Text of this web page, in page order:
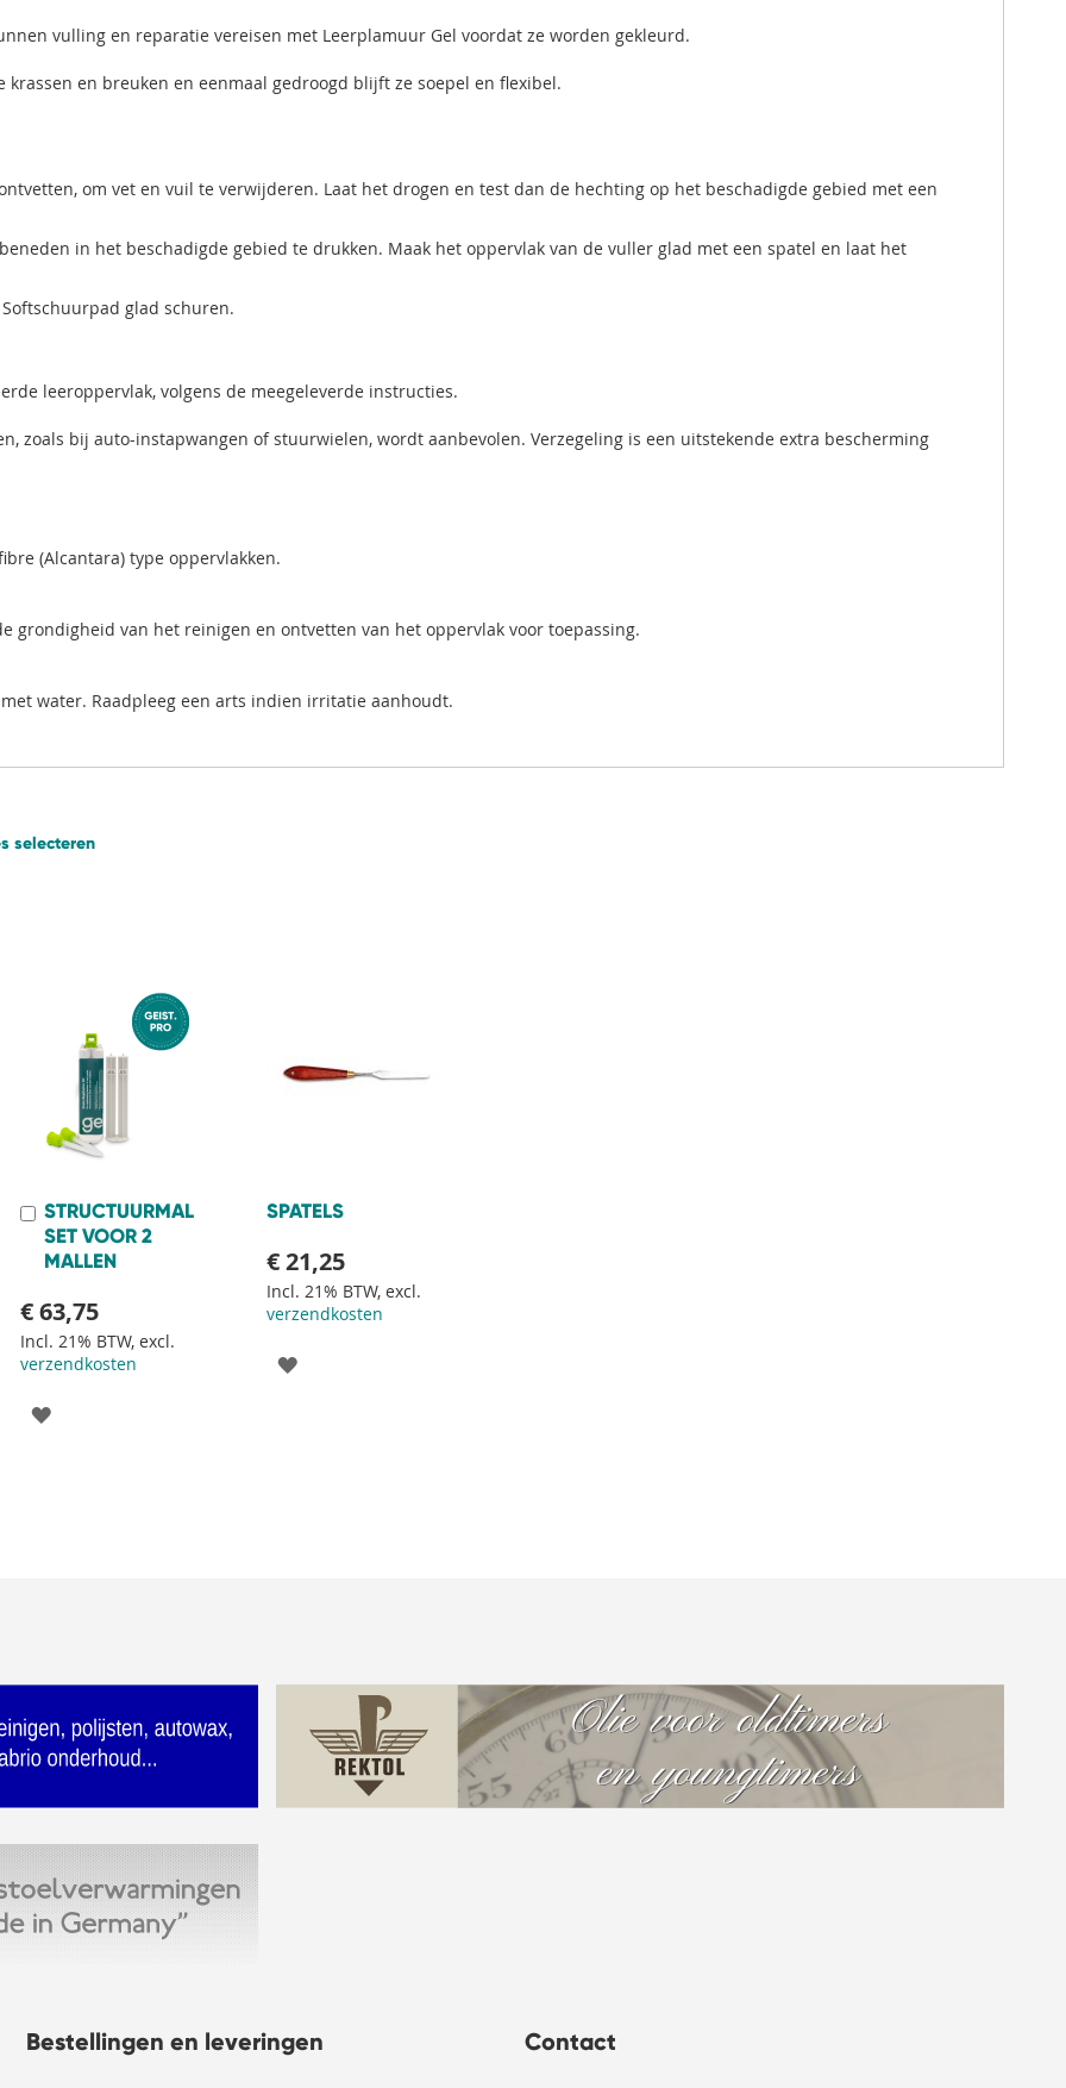
vulling en reparatie vereisen met Leerplamuur Gel voordat ze worden gekleurd.
en breuken en eenmaal gedroogd blijft ze soepel en flexibel.
om vet en vuil te verwijderen. Laat het drogen en test dan de hechting op het beschadigde gebied met een
in het beschadigde gebied te drukken. Maak het oppervlak van de vuller glad met een spatel en laat het
glad schuren.
leeroppervlak, volgens de meegeleverde instructies.
zoals bij auto-instapwangen of stuurwielen, wordt aanbevolen. Verzegeling is een uitstekende extra bescherming
(Alcantara) type oppervlakken.
grondigheid van het reinigen en ontvetten van het oppervlak voor toepassing.
water. Raadpleeg een arts indien irritatie aanhoudt.
selecteren
STRUCTUURMAL
SET VOOR 2
MALLEN
€ 63,75
Incl. 21% BTW, excl.
verzendkosten
In
Winkelwagen
VOEG
SPATELS
€ 21,25
Incl. 21% BTW, excl.
verzendkosten
VOEG
Bestellingen en leveringen Contact